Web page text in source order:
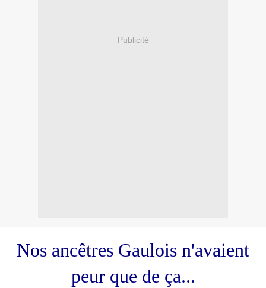
Publicité
Nos ancêtres Gaulois n'avaient
peur que de ça...